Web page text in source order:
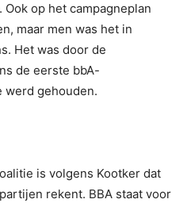
op het campagneplan
maar men was het in
Het was door de
de eerste bbA-
werd gehouden.
is volgens Kootker dat
rekent. BBA staat voor